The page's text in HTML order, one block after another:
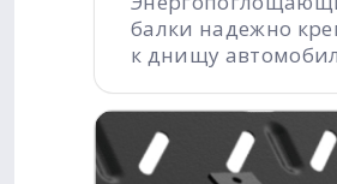
балки надежно
к днищу